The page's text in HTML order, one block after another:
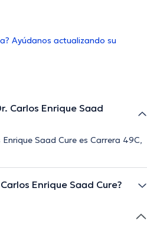
Ayúdanos actualizando su
Carlos Enrique Saad
Saad Cure es Carrera 49C,
Enrique Saad Cure?